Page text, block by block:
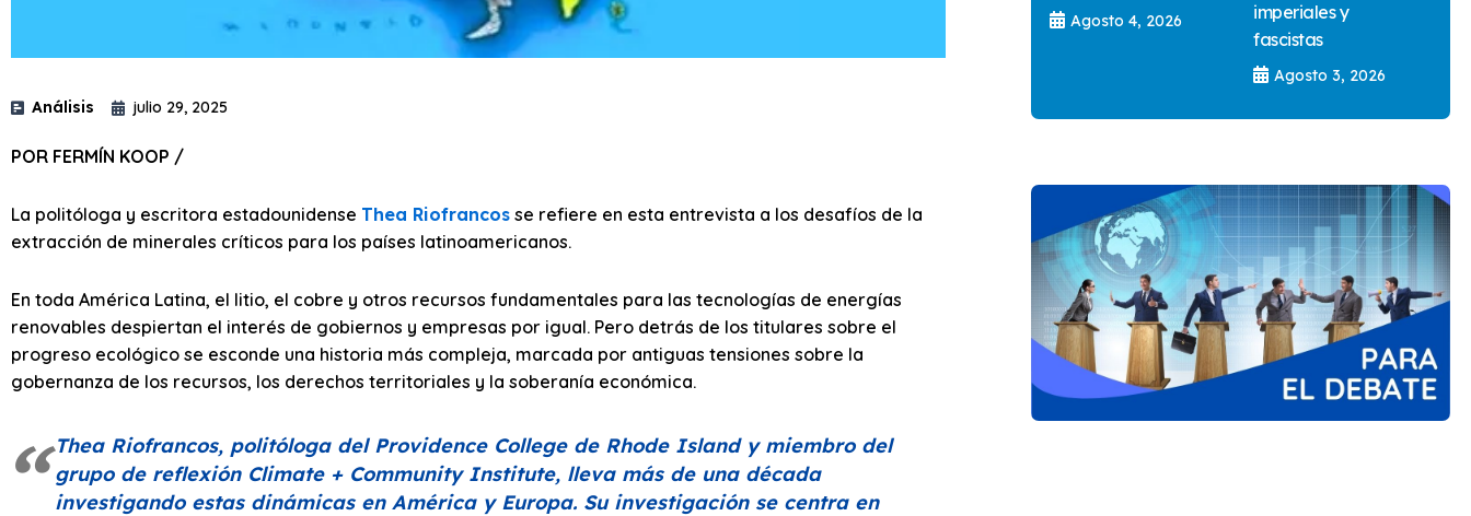
Análisis julio 29, 2025
POR FERMÍN KOOP /
La politóloga y escritora estadounidense Thea Riofrancos se refiere en esta entrevista a los desafíos de la
extracción de minerales críticos para los países latinoamericanos.
En toda América Latina, el litio, el cobre y otros recursos fundamentales para las tecnologías de energías
renovables despiertan el interés de gobiernos y empresas por igual. Pero detrás de los titulares sobre el
progreso ecológico se esconde una historia más compleja, marcada por antiguas tensiones sobre la
gobernanza de los recursos, los derechos territoriales y la soberanía económica.
Thea Riofrancos, politóloga del Providence College de Rhode Island y miembro del
grupo de reflexión Climate + Community Institute, lleva más de una década
investigando estas dinámicas en América y Europa. Su investigación se centra en
Agosto 4, 2026
imperiales y
fascistas
Agosto 3, 2026